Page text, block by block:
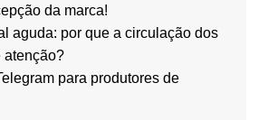
da marca!
aguda: por que a circulação dos
atenção?
para produtores de